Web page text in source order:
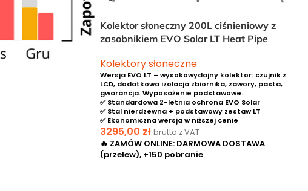
Kolektor słoneczny 200L ciśnieniowy z
zasobnikiem EVO Solar LT Heat Pipe
Kolektory słoneczne
Wersja EVO LT – wysokowydajny kolektor: czujnik z
LCD, dodatkowa izolacja zbiornika, zawory, pasta,
gwarancja. Wyposażenie podstawowe.
✅ Standardowa 2-letnia ochrona EVO Solar
✅ Stal nierdzewna + podstawowy zestaw LT
✅ Ekonomiczna wersja w niższej cenie
3295,00 zł brutto z VAT
🔥 ZAMÓW ONLINE: DARMOWA DOSTAWA
(przelew), +150 pobranie